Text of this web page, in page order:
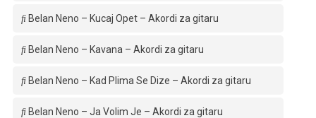
Belan Neno – Kucaj Opet – Akordi za gitaru
Belan Neno – Kavana – Akordi za gitaru
Belan Neno – Kad Plima Se Dize – Akordi za gitaru
Belan Neno – Ja Volim Je – Akordi za gitaru